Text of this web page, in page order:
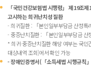
「국민건강보험법 시행령」 제19조
고시하는 희귀난치성 질환
- 희귀질환 : 「본인일부부담금 산정특
- 중증난치질환 : 「본인일부부담금
* 희귀·중증난치질환 해당 여부는 국
대상내역 조회]에서 확인 가능
- 장애인증명서(「소득세법 시행규칙